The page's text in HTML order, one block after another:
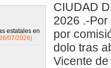
estatales en
07/2026)
CIUDAD
2026 .-
por
dolo tras
Vicente